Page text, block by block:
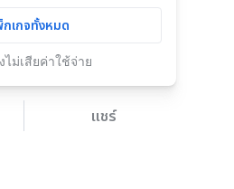
เกจทั้งหมด
ม่เสียค่าใช้จ่าย
แชร์